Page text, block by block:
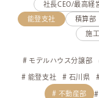
社長CEO/最高経
能登支社 積算部
施
モデルハウス分譲部
能登支社 石川県
不動産部